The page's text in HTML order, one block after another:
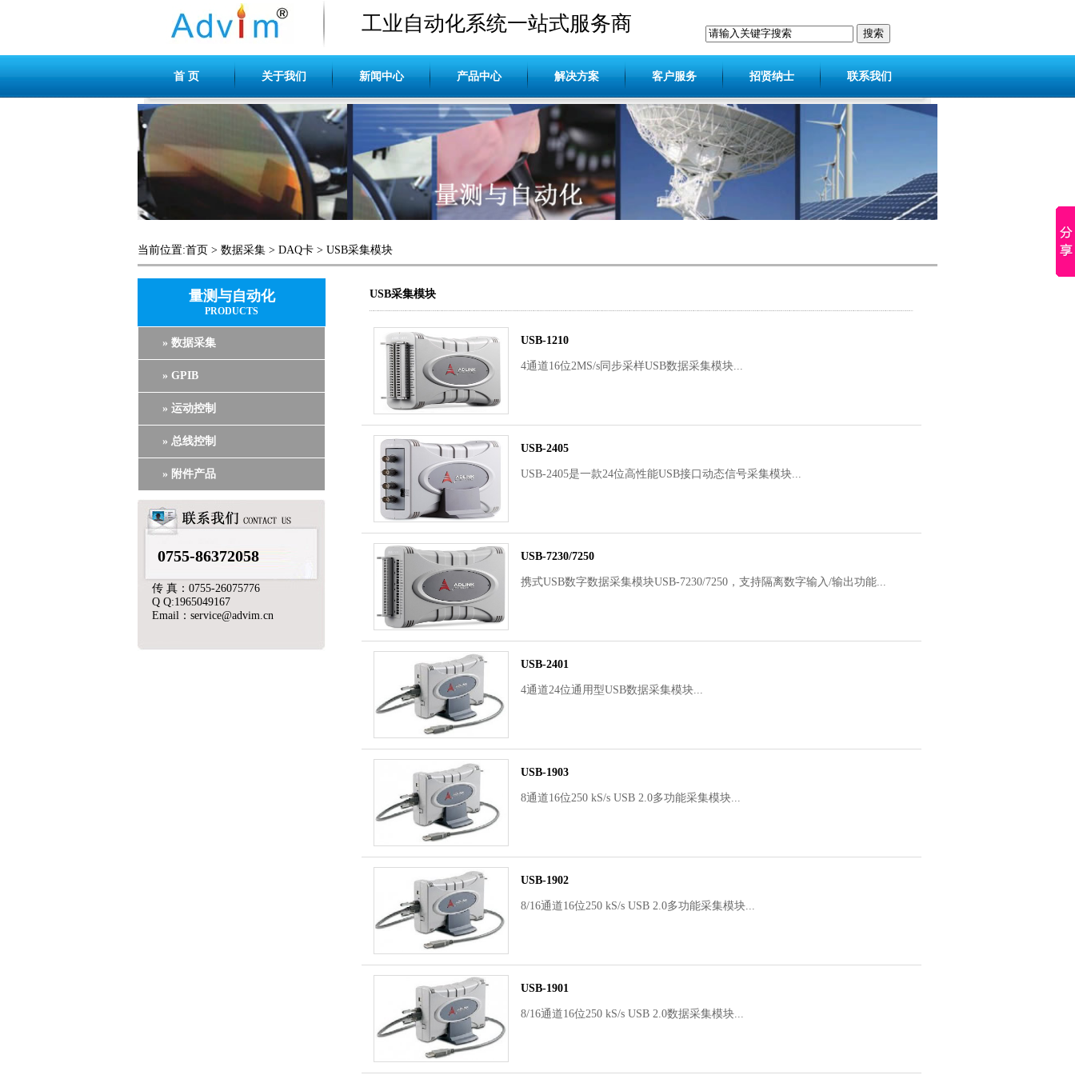
工业自动化系统一站式服务商
首 页 关于我们 新闻中心 产品中心 解决方案 客户服务 招贤纳士 联系我们
当前位置:首页 > 数据采集 > DAQ卡 > USB采集模块
量测与自动化
PRODUCTS
» 数据采集
» GPIB
» 运动控制
» 总线控制
» 附件产品
0755-86372058
传 真：0755-26075776
Q Q:1965049167
Email：service@advim.cn
USB采集模块
USB-1210
4通道16位2MS/s同步采样USB数据采集模块...
USB-2405
USB-2405是一款24位高性能USB接口动态信号采集模块...
USB-7230/7250
携式USB数字数据采集模块USB-7230/7250，支持隔离数字输入/输出功能...
USB-2401
4通道24位通用型USB数据采集模块...
USB-1903
8通道16位250 kS/s USB 2.0多功能采集模块...
USB-1902
8/16通道16位250 kS/s USB 2.0多功能采集模块...
USB-1901
8/16通道16位250 kS/s USB 2.0数据采集模块...